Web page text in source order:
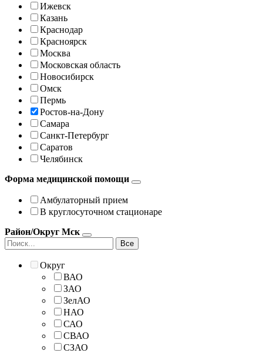
Ижевск
Казань
Краснодар
Красноярск
Москва
Московская область
Новосибирск
Омск
Пермь
Ростов-на-Дону
Самара
Санкт-Петербург
Саратов
Челябинск
Форма медицинской помощи
Амбулаторный прием
В круглосуточном стационаре
Район/Округ Мск
Все
Округ
ВАО
ЗАО
ЗелАО
НАО
САО
СВАО
СЗАО